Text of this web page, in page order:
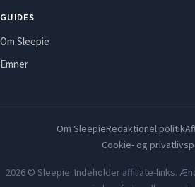
GUIDES
Om Sleepie
Emner
Om SleepieRedaktionel politik
Cookie- og
2026 © Sleepie. Indeholder affiliate-links.